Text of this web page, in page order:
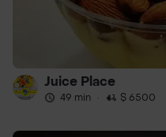
Juice Place
49 min · $ 6500